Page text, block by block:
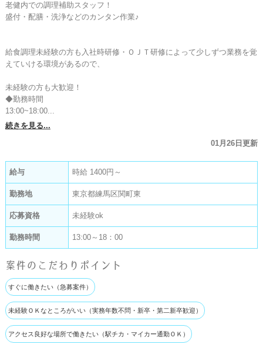
老健内での調理補助スタッフ！
盛付・配膳・洗浄などのカンタン作業♪
給食調理未経験の方も入社時研修・ＯＪＴ研修によって少しずつ業務を覚
えていける環境があるので、
未経験の方も大歓迎！
◆勤務時間
13:00~18:00...
続きを見る...
01月26日更新
給与 時給 1400円～
勤務地 東京都練馬区関町東
応募資格 未経験ok
勤務時間 13:00～18：00
案件のこだわりポイント
すぐに働きたい（急募案件）
未経験ＯＫなところがいい（実務年数不問・新卒・第二新卒歓迎）
アクセス良好な場所で働きたい（駅チカ・マイカー通勤ＯＫ）